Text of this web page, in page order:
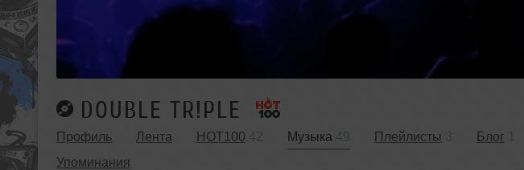
DOUBLE TR!PLE
Профиль Лента HOT100 Музыка Плейлисты Блог
Упоминания